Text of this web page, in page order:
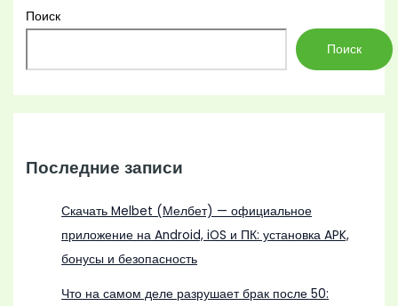
Поиск
Поиск
Последние записи
Скачать Melbet (Мелбет) — официальное
приложение на Android, iOS и ПК: установка APK,
бонусы и безопасность
Что на самом деле разрушает брак после 50: